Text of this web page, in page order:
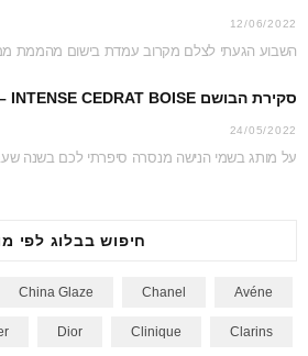
12/06/2022
סקירת הבושם MANCERA – INTENSE CEDRAT BOISE
24/05/2022
חיפוש בבלוג לפי
Avéne
Chanel
China Glaze
Clarins
Clinique
Dior